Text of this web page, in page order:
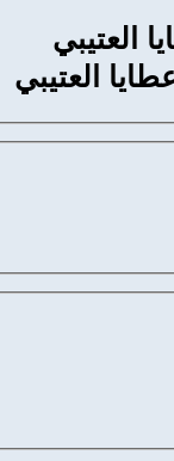
العتيبي
العتيبي